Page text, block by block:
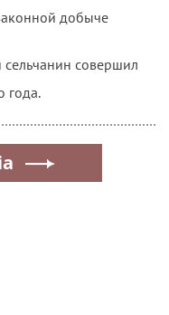
добыче
сельчанин совершил
года.